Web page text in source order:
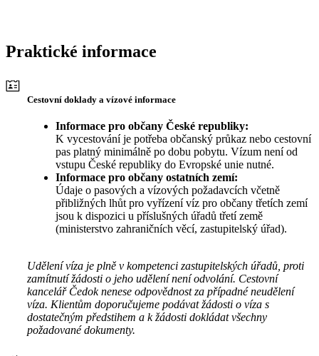
Praktické informace
Cestovní doklady a vízové informace
Informace pro občany České republiky:
K vycestování je potřeba občanský průkaz nebo cestovní
pas platný minimálně po dobu pobytu. Vízum není od
vstupu České republiky do Evropské unie nutné.
Informace pro občany ostatních zemí:
Údaje o pasových a vízových požadavcích včetně
přibližných lhůt pro vyřízení víz pro občany třetích zemí
jsou k dispozici u příslušných úřadů třetí země
(ministerstvo zahraničních věcí, zastupitelský úřad).
Udělení víza je plně v kompetenci zastupitelských úřadů, proti
zamítnutí žádosti o jeho udělení není odvolání. Cestovní
kancelář Čedok nenese odpovědnost za případné neudělení
víza. Klientům doporučujeme podávat žádosti o víza s
dostatečným předstihem a k žádosti dokládat všechny
požadované dokumenty.